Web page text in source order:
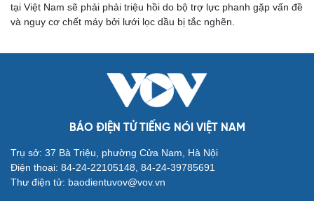
Săn Tour
check-in
Đọc truyện đêm khuya
Cửa sổ tình yêu
tại Việt Nam sẽ phải phải triệu hồi do bộ trợ lực phanh gặp vấn đề
và nguy cơ chết máy bởi lưới lọc dầu bị tắc nghẽn.
BÁO ĐIỆN TỬ TIẾNG NÓI VIỆT NAM
Trụ sở: 37 Bà Triệu, phường Cửa Nam, Hà Nội
Điện thoại: 84-24-22105148, 84-24-39785691
Thư điện tử: baodientuvov@vov.vn